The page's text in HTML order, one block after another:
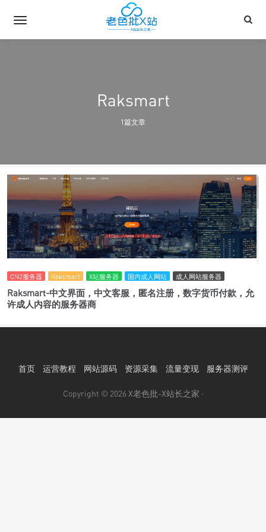
Raksmart
1篇文章
CN2服务器 Raksmart X站服务器 国内成人网站 成人网站服务器
Raksmart-中文界面，中文客服，匿名注册，数字货币付款，允
许成人内容的服务器商
首页 运营教程 网站源码 资源采集 流量变现 服务器测评
Copyright © 2026X老色批-X站长之家 ·